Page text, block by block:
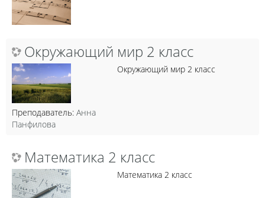
Окружающий мир 2 класс
Окружающий мир 2 класс
Преподаватель: Анна
Панфилова
Математика 2 класс
Математика 2 класс